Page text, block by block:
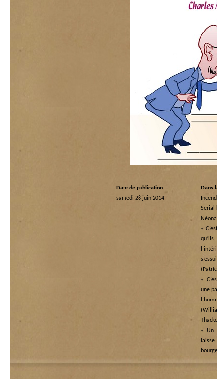
Date de publication
samedi 28 juin 2014
Dans
Serial
«
«
une
« Un